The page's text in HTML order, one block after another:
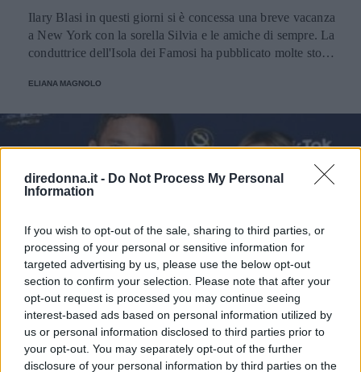
diredonna.it - Do Not Process My Personal
Information
If you wish to opt-out of the sale, sharing to third parties, or
processing of your personal or sensitive information for
targeted advertising by us, please use the below opt-out
section to confirm your selection. Please note that after your
opt-out request is processed you may continue seeing
interest-based ads based on personal information utilized by
us or personal information disclosed to third parties prior to
your opt-out. You may separately opt-out of the further
disclosure of your personal information by third parties on the
Ilary Blasi in questi giorni si è concessa una breve vacanza
a New York con la sorella Silvia e le amiche di sempre. La
conduttrice dell'Isola dei Famosi ha pubblicato molte storie
suoi numerosi follower.
ELIANA MAGNOLO